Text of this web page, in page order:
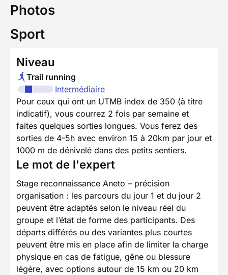
Photos
Sport
Niveau
Trail running
Intermédiaire
Pour ceux qui ont un UTMB index de 350 (à titre
indicatif), vous courrez 2 fois par semaine et
faites quelques sorties longues. Vous ferez des
sorties de 4-5h avec environ 15 à 20km par jour et
1000 m de dénivelé dans des petits sentiers.
Le mot de l'expert
Stage reconnaissance Aneto – précision
organisation : les parcours du jour 1 et du jour 2
peuvent être adaptés selon le niveau réel du
groupe et l’état de forme des participants. Des
départs différés ou des variantes plus courtes
peuvent être mis en place afin de limiter la charge
physique en cas de fatigue, gêne ou blessure
légère, avec options autour de 15 km ou 20 km